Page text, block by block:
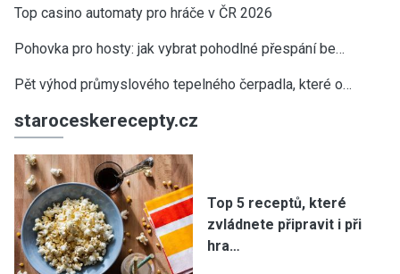
Top casino automaty pro hráče v ČR 2026
Pohovka pro hosty: jak vybrat pohodlné přespání be…
Pět výhod průmyslového tepelného čerpadla, které o…
staroceskerecepty.cz
Top 5 receptů, které
zvládnete připravit i při
hra…